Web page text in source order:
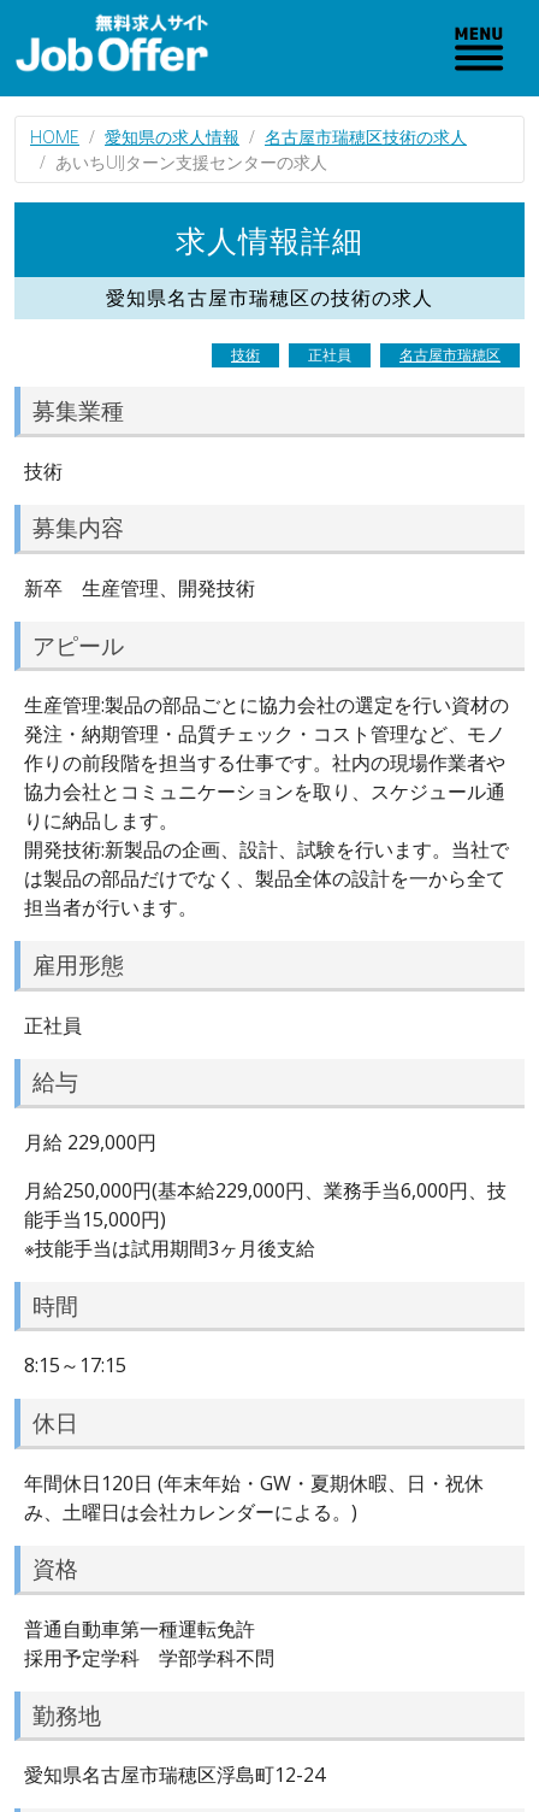
HOME 愛知県の求人情報
名古屋市瑞穂区技術の求人
あいちUIJターン支援センターの求人
求人情報詳細
愛知県名古屋市瑞穂区の技術の求人
技術 正社員 名古屋市瑞穂区
募集業種
技術
募集内容
新卒 生産管理、開発技術
アピール
生産管理:製品の部品ごとに協力会社の選定を行い資材の
発注・納期管理・品質チェック・コスト管理など、モノ
作りの前段階を担当する仕事です。社内の現場作業者や
協力会社とコミュニケーションを取り、スケジュール通
りに納品します。
開発技術:新製品の企画、設計、試験を行います。当社で
は製品の部品だけでなく、製品全体の設計を一から全て
担当者が行います。
雇用形態
正社員
給与
月給 229,000円
月給250,000円(基本給229,000円、業務手当6,000円、技
能手当15,000円)
※技能手当は試用期間3ヶ月後支給
時間
8:15～17:15
休日
年間休日120日 (年末年始・GW・夏期休暇、日・祝休
み、土曜日は会社カレンダーによる。)
資格
普通自動車第一種運転免許
採用予定学科 学部学科不問
勤務地
愛知県名古屋市瑞穂区浮島町12-24